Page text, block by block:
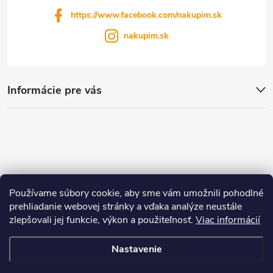
Používame súbory cookie, aby sme vám umožnili pohodlné
prehliadanie webovej stránky a vďaka analýze neustále
zlepšovali jej funkcie, výkon a použiteľnosť. Viac informácií
Nastavenie
Informácie pre vás
https://www.facebook.com/nakupim.sk
nakupim.sk
Copyright 2026